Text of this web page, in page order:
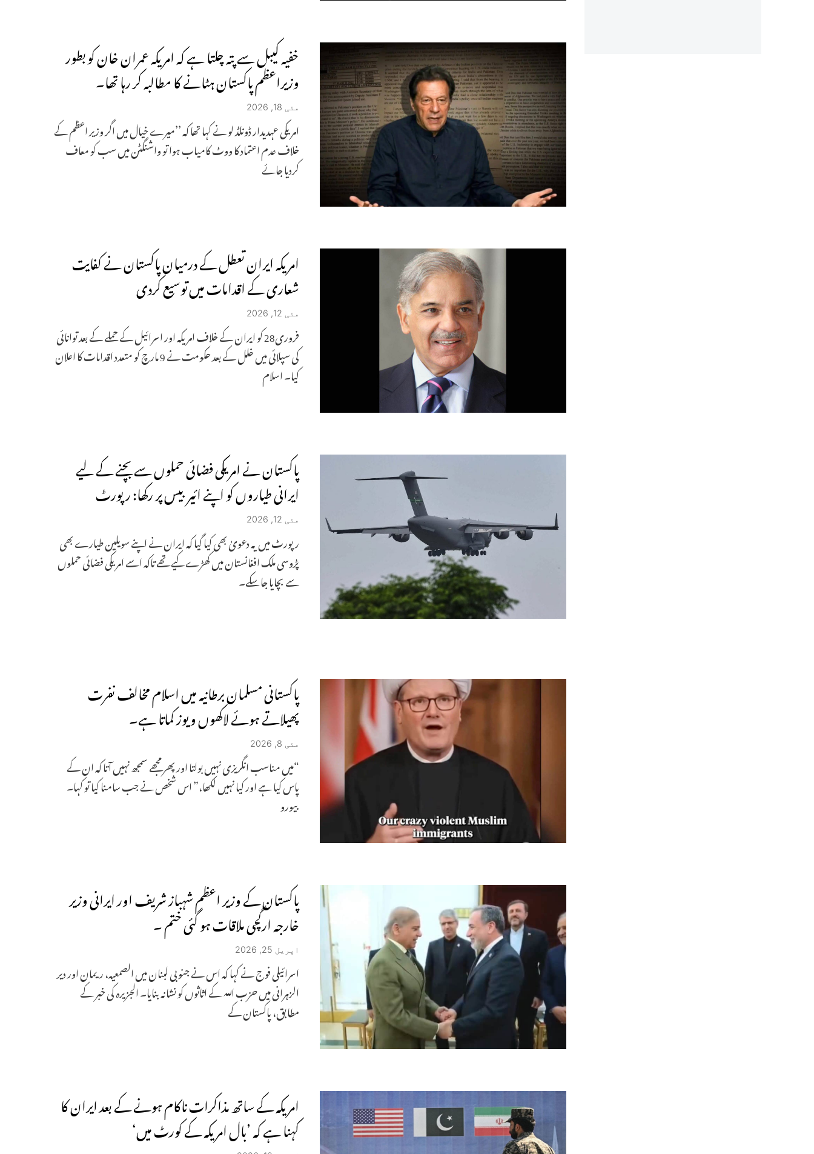
خفیہ کیبل سے پتہ چلتا ہے کہ امریکہ عمران خان کو بطور
وزیراعظم پاکستان ہٹانے کا مطالبہ کر رہا تھا۔
مئی 18, 2026
امریکی عہدیدار ڈونلڈ لو نے کہا تھا کہ ’’میرے خیال میں اگر وزیر اعظم کے
خلاف عدم اعتماد کا ووٹ کامیاب ہوا تو واشنگٹن میں سب کو معاف
کردیا جائے
امریکہ ایران تعطل کے درمیان پاکستان نے کفایت
شعاری کے اقدامات میں توسیع کردی
مئی 12, 2026
فروری28 کو ایران کے خلاف امریکہ اور اسرائیل کے حملے کے بعد توانائی
کی سپلائی میں خلل کے بعد حکومت نے 9 مارچ کو متعدد اقدامات کا اعلان
کیا۔ اسلام
پاکستان نے امریکی فضائی حملوں سے بچنے کے لیے
ایرانی طیاروں کو اپنے ائیر بیس پر رکھا: رپورٹ
مئی 12, 2026
رپورٹ میں یہ دعویٰ بھی کیا گیا کہ ایران نے اپنے سویلین طیارے بھی
پڑوسی ملک افغانستان میں کھڑے کیے تھے تاکہ اسے امریکی فضائی حملوں
سے بچایا جا سکے۔
پاکستانی مسلمان برطانیہ میں اسلام مخالف نفرت
پھیلاتے ہوئے لاکھوں ویوز کماتا ہے۔
مئی 8, 2026
“میں مناسب انگریزی نہیں بولتا اور پھر مجھے سمجھ نہیں آتا کہ ان کے
پاس کیا ہے اور کیا نہیں لکھا،” اس شخص نے جب سامنا کیا تو کہا۔
بیورو
پاکستان کے وزیر اعظم شہباز شریف اور ایرانی وزیر
خارجہ ارگچی ملاقات ہو گئی ختم ۔
اپریل 25, 2026
اسرائیلی فوج نے کہا کہ اس نے جنوبی لبنان میں الصمعیہ، ریمان اور دیر
الزہرانی میں حزب اللہ کے اثاثوں کو نشانہ بنایا۔ الجزیرہ کی خبر کے
مطابق، پاکستان کے
امریکہ کے ساتھ مذاکرات ناکام ہونے کے بعد ایران کا
کہنا ہے کہ ’بال امریکہ کے کورٹ میں‘